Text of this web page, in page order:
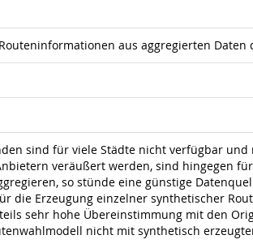
aus aggregierten Daten
sind für viele Städte nicht verfügbar
veräußert werden, sind hingegen
so stünde eine günstige
die Erzeugung einzelner synthetischer
sehr hohe Übereinstimmung mit den
nicht mit synthetisch